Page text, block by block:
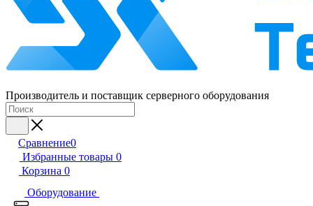
Производитель и поставщик серверного оборудования
Сравнение0
Избранные товары 0
Корзина 0
Оборудование